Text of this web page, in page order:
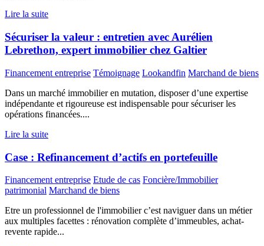
Lire la suite
Sécuriser la valeur : entretien avec Aurélien
Lebrethon, expert immobilier chez Galtier
Financement entreprise Témoignage Lookandfin Marchand de biens
Dans un marché immobilier en mutation, disposer d’une expertise
indépendante et rigoureuse est indispensable pour sécuriser les
opérations financées....
Lire la suite
Case : Refinancement d’actifs en portefeuille
Financement entreprise Etude de cas Foncière/Immobilier
patrimonial Marchand de biens
Etre un professionnel de l'immobilier c’est naviguer dans un métier
aux multiples facettes : rénovation complète d’immeubles, achat-
revente rapide...